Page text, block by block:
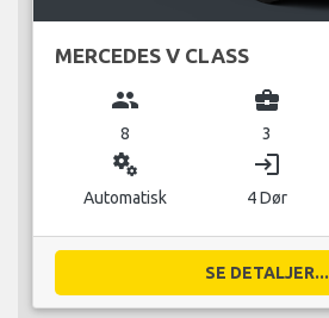
MERCEDES V CLASS
group
8
business_center
3
miscellaneous_services
Automatisk
login
4 Dør
SE DETALJER...